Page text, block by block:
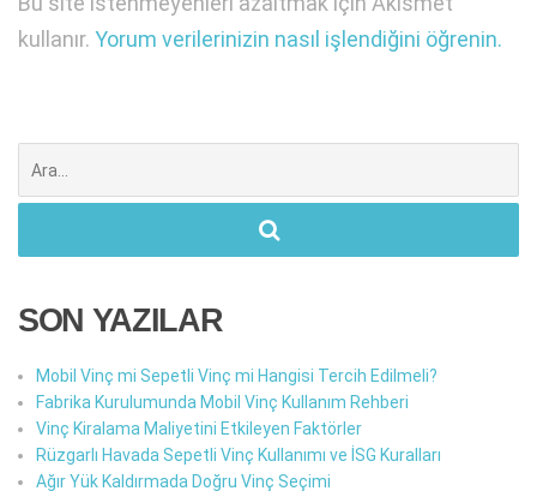
kullanır. Yorum verilerinizin nasıl işlendiğini öğrenin.
ara:
SON YAZILAR
Mobil Vinç mi Sepetli Vinç mi Hangisi Tercih Edilmeli?
Fabrika Kurulumunda Mobil Vinç Kullanım Rehberi
Vinç Kiralama Maliyetini Etkileyen Faktörler
Rüzgarlı Havada Sepetli Vinç Kullanımı ve İSG Kuralları
Ağır Yük Kaldırmada Doğru Vinç Seçimi